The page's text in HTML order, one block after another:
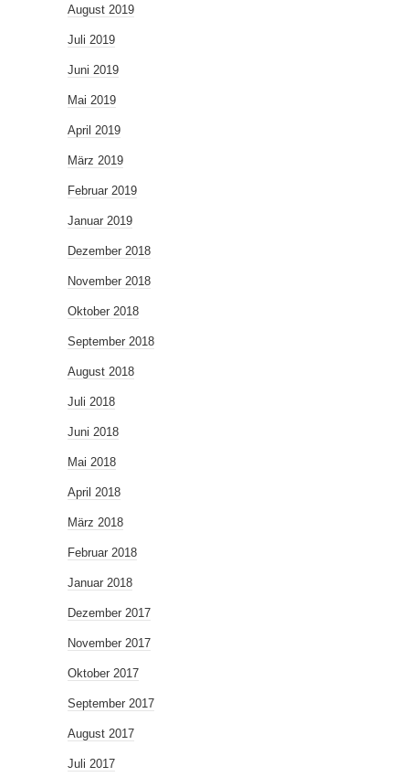
August 2019
Juli 2019
Juni 2019
Mai 2019
April 2019
März 2019
Februar 2019
Januar 2019
Dezember 2018
November 2018
Oktober 2018
September 2018
August 2018
Juli 2018
Juni 2018
Mai 2018
April 2018
März 2018
Februar 2018
Januar 2018
Dezember 2017
November 2017
Oktober 2017
September 2017
August 2017
Juli 2017